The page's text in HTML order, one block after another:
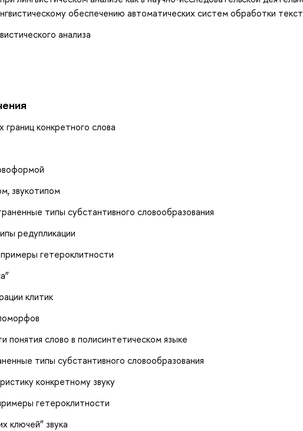
обеспечению автоматических систем обработки
анализа
конкретного слова
звукотипом
типы субстантивного словообразования
редупликации
гетероклитности
клитик
слово в полисинтетическом языке
типы субстантивного словообразования
конкретному звуку
гетероклитности
ключей” звука